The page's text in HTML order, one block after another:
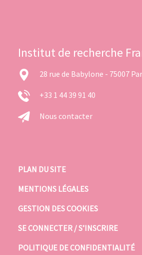
Institut de recherche
28 rue de Babylone - 75007
+33 1 44 39 91 40
Nous contacter
PLAN DU SITE
MENTIONS LÉGALES
GESTION DES COOKIES
SE CONNECTER / S’INSCRIRE
POLITIQUE DE CONFIDENTIALITÉ